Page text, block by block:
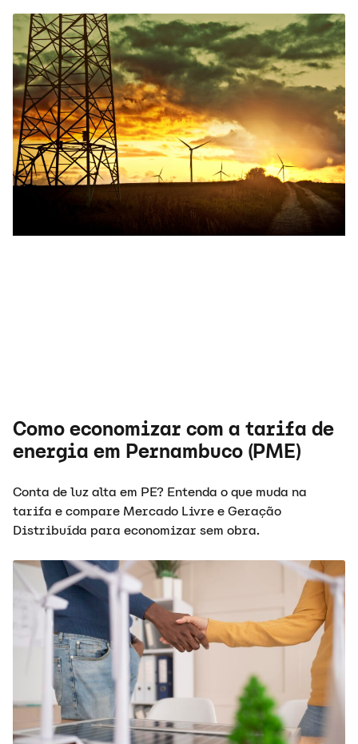
Como economizar com a tarifa de
energia em Pernambuco (PME)
Conta de luz alta em PE? Entenda o que muda na
tarifa e compare Mercado Livre e Geração
Distribuída para economizar sem obra.